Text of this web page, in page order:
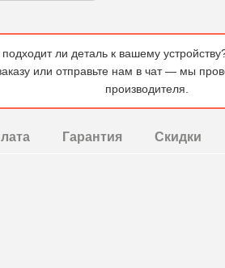
ли деталь к вашему
или отправьте нам в чат — мы
производителя.
Гарантия Скидки